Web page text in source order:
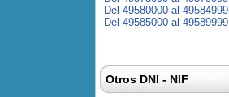
Del 49580000 al 49584999
Del 49585000 al 49589999
Otros DNI - NIF